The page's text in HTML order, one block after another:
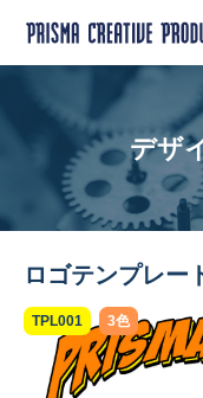
デザ
ロゴテンプレー
TPL001 3色